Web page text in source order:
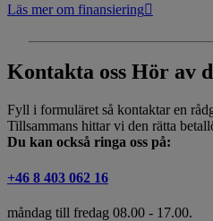
Läs mer om finansiering
Kontakta oss Hör av
Fyll i formuläret så kontaktar en
Tillsammans hittar vi den rätta
Du kan också ringa oss på:
+46 8 403 062 16
måndag till fredag 08.00 - 17.00.